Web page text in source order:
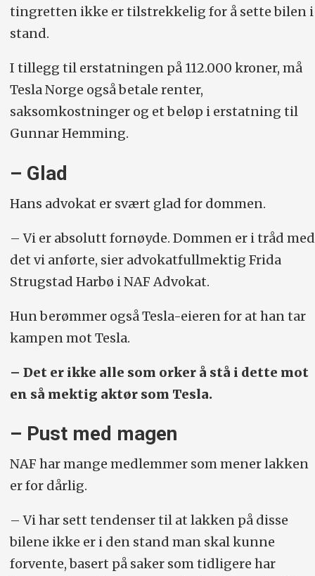
tingretten ikke er tilstrekkelig for å sette bilen i
stand.
I tillegg til erstatningen på 112.000 kroner, må
Tesla Norge også betale renter,
saksomkostninger og et beløp i erstatning til
Gunnar Hemming.
– Glad
Hans advokat er svært glad for dommen.
– Vi er absolutt fornøyde. Dommen er i tråd med
det vi anførte, sier advokatfullmektig Frida
Strugstad Harbø i NAF Advokat.
Hun berømmer også Tesla-eieren for at han tar
kampen mot Tesla.
– Det er ikke alle som orker å stå i dette mot
en så mektig aktør som Tesla.
– Pust med magen
NAF har mange medlemmer som mener lakken
er for dårlig.
– Vi har sett tendenser til at lakken på disse
bilene ikke er i den stand man skal kunne
forvente, basert på saker som tidligere har